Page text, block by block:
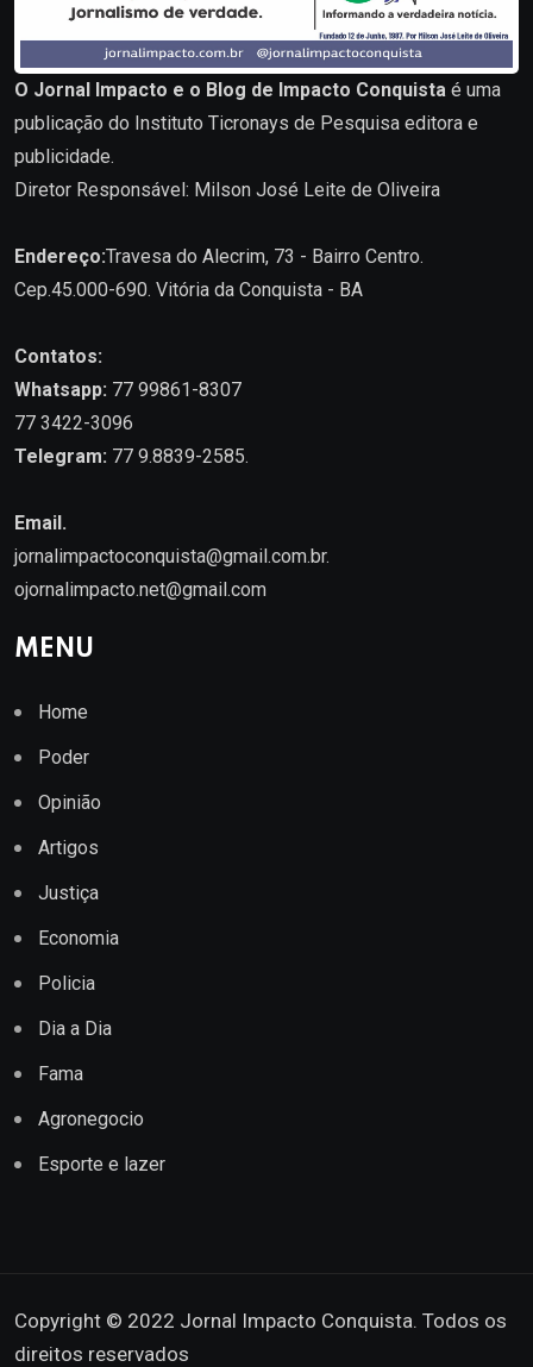
O Jornal Impacto e o Blog de Impacto Conquista é uma
publicação do Instituto Ticronays de Pesquisa editora e
publicidade.
Diretor Responsável: Milson José Leite de Oliveira
Endereço:Travesa do Alecrim, 73 - Bairro Centro.
Cep.45.000-690. Vitória da Conquista - BA
Contatos:
Whatsapp: 77 99861-8307
77 3422-3096
Telegram: 77 9.8839-2585.
Email.
jornalimpactoconquista@gmail.com.br.
ojornalimpacto.net@gmail.com
MENU
Home
Poder
Opinião
Artigos
Justiça
Economia
Policia
Dia a Dia
Fama
Agronegocio
Esporte e lazer
Copyright © 2022 Jornal Impacto Conquista. Todos os
direitos reservados